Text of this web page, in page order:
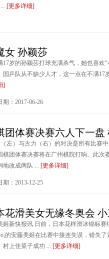
[更多详细]
女 孙颖莎
17岁的孙颖莎打球充满杀气，她也喜欢
队从不缺少人才，这一点在不满17
]
期：2017-06-26
团体赛决赛六人下一盘
左）与古力（右）的对决是所有比赛
棋团体赛决赛将在广州棋院打响。此次
地改成两队 ... [更多详细]
期：2013-12-25
花滑美女无缘冬奥会
姬新快报讯 日前，日本花样滑冰锦标
的安藤美姬在比赛中接连失误，错失
村上佳菜子成功 ... [更多详细]